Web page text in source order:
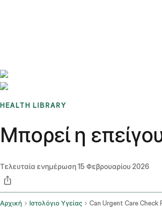
HEALTH LIBRARY
Μπορεί η
Τελευταία ενημέρωση15 Φεβρουαρίου 2026
Αρχική Ιστολόγιο Υγείας Can Urgent Care Check